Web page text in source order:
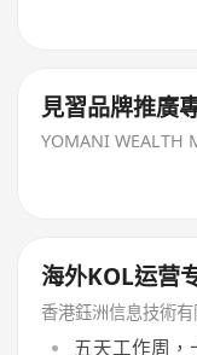
見習品牌推廣
YOMANI WEALTH
海外KOL运营
香港鈺洲信息技術
五天工作周，